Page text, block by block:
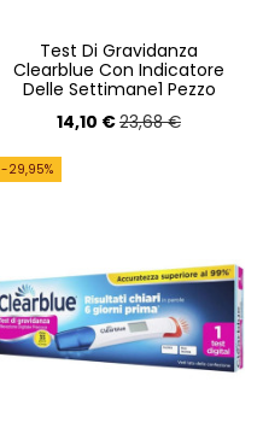
Test Di Gravidanza
Clearblue Con Indicatore
Delle Settimane1 Pezzo
14,10 €23,68 €
-29,95%